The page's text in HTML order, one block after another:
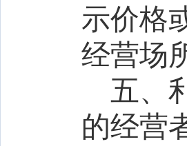
示价格
经营场
五、
的经营